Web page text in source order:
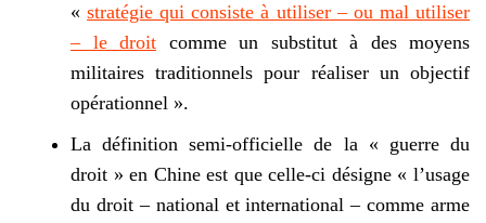
«stratégie qui consiste à utiliser – ou mal utiliser
– le droit comme un substitut à des moyens
militaires traditionnels pour réaliser un objectif
opérationnel ».
La définition semi-officielle de la « guerre du
droit » en Chine est que celle-ci désigne « l’usage
du droit – national et international – comme arme